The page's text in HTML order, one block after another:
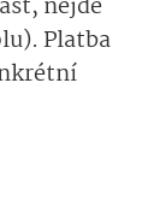
Platba